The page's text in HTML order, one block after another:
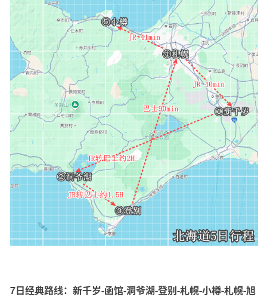
7日经典路线：新千岁-函馆-洞爷湖-登别-札幌-小樽-札幌-旭